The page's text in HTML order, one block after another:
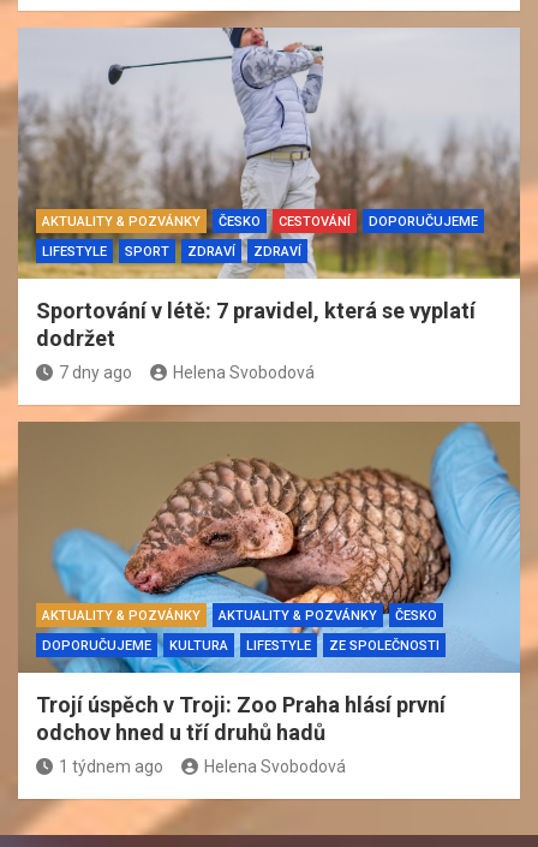
AKTUALITY & POZVÁNKY ČESKO CESTOVÁNÍ
DOPORUČUJEME
LIFESTYLE
SPORT ZDRAVÍ ZDRAVÍ
Sportování v létě: 7 pravidel, která se vyplatí
dodržet
7 dny ago Helena Svobodová
AKTUALITY & POZVÁNKY AKTUALITY & POZVÁNKY
ČESKO
DOPORUČUJEME
KULTURA LIFESTYLE ZE SPOLEČNOSTI
Trojí úspěch v Troji: Zoo Praha hlásí první
odchov hned u tří druhů hadů
1 týdnem ago Helena Svobodová